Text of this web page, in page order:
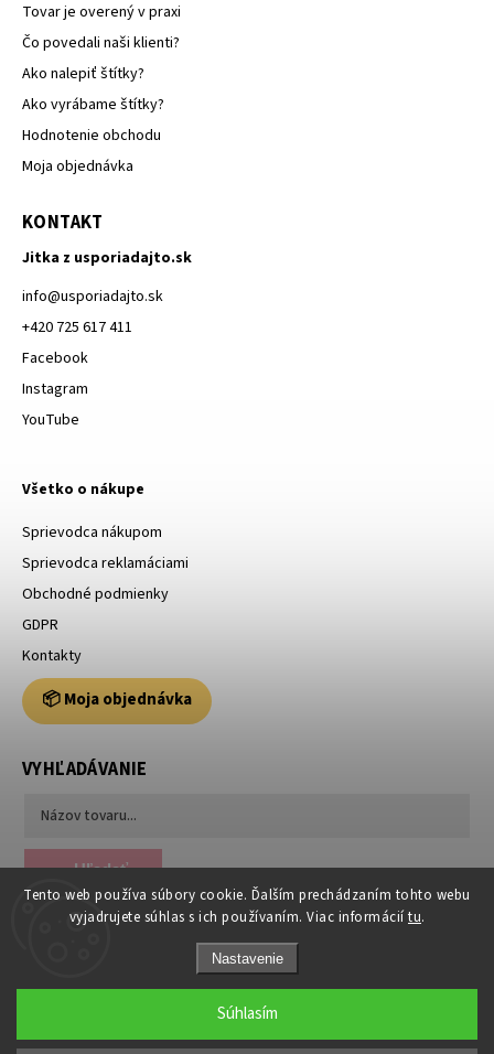
Tento web používa súbory cookie. Ďalším prechádzaním tohto webu
vyjadrujete súhlas s ich používaním. Viac informácií tu.
Nastavenie
Súhlasím
Tovar je overený v praxi
Čo povedali naši klienti?
Ako nalepiť štítky?
Ako vyrábame štítky?
Hodnotenie obchodu
Moja objednávka
KONTAKT
Jitka z usporiadajto.sk
info@usporiadajto.sk
+420 725 617 411
Facebook
Instagram
YouTube
Všetko o nákupe
Sprievodca nákupom
Sprievodca reklamáciami
Obchodné podmienky
GDPR
Kontakty
📦 Moja objednávka
VYHĽADÁVANIE
Hľadať
Copyright 2026Usporiadajto.sk. Všetky práva vyhradené.